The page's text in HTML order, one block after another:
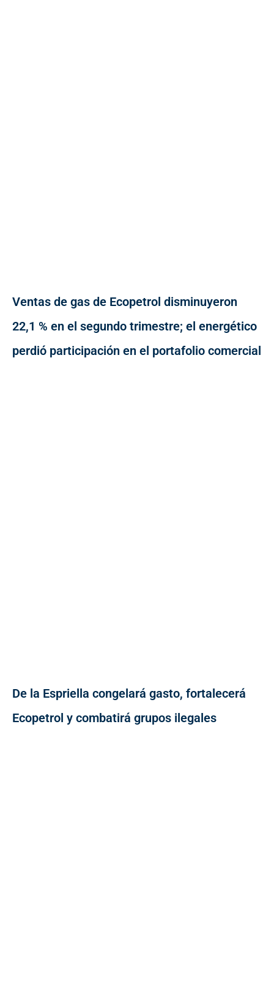
Ventas de gas de Ecopetrol disminuyeron
22,1 % en el segundo trimestre; el energético
perdió participación en el portafolio comercial
De la Espriella congelará gasto, fortalecerá
Ecopetrol y combatirá grupos ilegales